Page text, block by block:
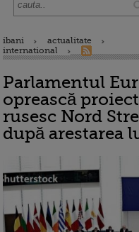
ibani
actualitate
international
Parlamentul
oprească
rusesc Nord
după arestarea